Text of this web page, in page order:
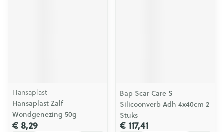
Hansaplast
Hansaplast Zalf
Wondgenezing 50g
€ 8,29
Bap Scar Care S
Silicoonverb Adh 4x40cm 2
Stuks
€ 117,41